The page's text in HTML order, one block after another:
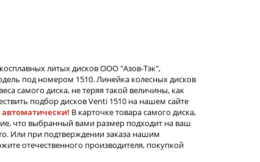
литых дисков ООО "Азов-Тэк",
под номером 1510. Линейка колесных дисков
самого диска, не теряя такой величины, как
подбор дисков Venti 1510 на нашем сайте
автоматически! В карточке товара самого диска,
что выбранный вами размер подходит на ваш
Или при подтверждении заказа нашим
отечественного производителя, покупкой